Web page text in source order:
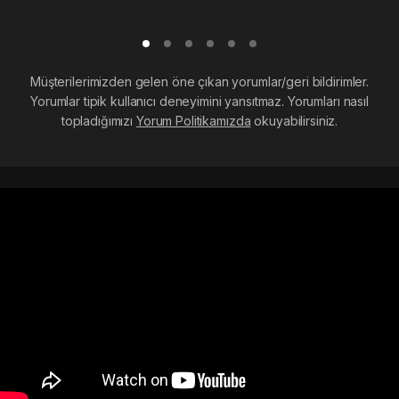
Müşterilerimizden gelen öne çıkan yorumlar/geri bildirimler.
Yorumlar tipik kullanıcı deneyimini yansıtmaz. Yorumları nasıl
topladığımızı Yorum Politikamızda okuyabilirsiniz.